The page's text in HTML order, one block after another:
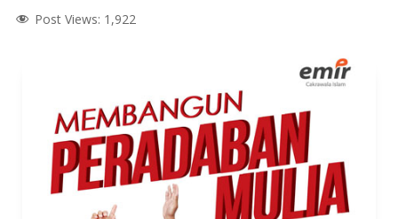
Post Views: 1,922